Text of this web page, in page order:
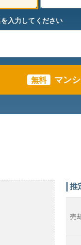
入力してください
無料 マン
推
売